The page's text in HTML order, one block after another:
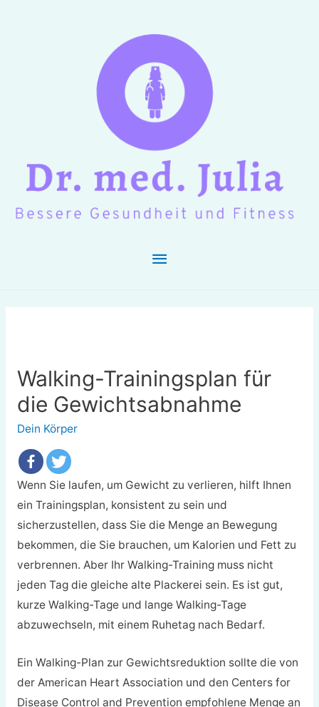
Hauptmenü
Walking-Trainingsplan für
die Gewichtsabnahme
Dein Körper
Wenn Sie laufen, um Gewicht zu verlieren, hilft Ihnen
ein Trainingsplan, konsistent zu sein und
sicherzustellen, dass Sie die Menge an Bewegung
bekommen, die Sie brauchen, um Kalorien und Fett zu
verbrennen. Aber Ihr Walking-Training muss nicht
jeden Tag die gleiche alte Plackerei sein. Es ist gut,
kurze Walking-Tage und lange Walking-Tage
abzuwechseln, mit einem Ruhetag nach Bedarf.
Ein Walking-Plan zur Gewichtsreduktion sollte die von
der American Heart Association und den Centers for
Disease Control and Prevention empfohlene Menge an